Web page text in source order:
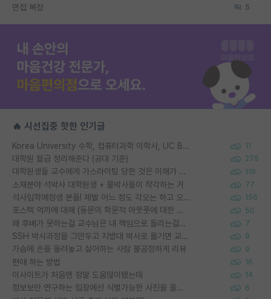
면접 복장 5
🔥 시선집중 핫한 인기글
Korea University 수학, 컴퓨터과학 이학사, UC Berkeley 산업공학 대학원 공학박사가 되는 것은 쉽지 않겠죠? 11
대학원 월급 정리해준다 (공대 기준) 275
대학원생들 교수에게 가스라이팅 당한 것은 이해가 갑니다. 안타깝네요. 119
소재분야 석박사 대학원생 + 물박사들이 착각하는 거 77
석사입학예정생 분들! 제발 어느 정도 각오는 하고 오세요. 156
포스텍 억까에 대해 (동문의 학문적 아웃풋에 대한 반박) 50
왜 후배가 못하는걸 교수님은 내 책임으로 돌리는걸까요? 7
SSH 박사과정을 그만두고 지방대 박사로 옮기면 교수의 꿈은 끝일까요? 9
가슴에 손을 올려놓고 싫어하는 사람 불공정하게 리뷰 9
편애 하는 방법 16
이사이트가 처음엔 정말 도움많이됐는데 14
정보보안 연구하는 입장에선 식별가능한 사진을 올리는건 비추이긴함 6